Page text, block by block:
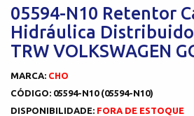
05594-N10 Retentor
Hidráulica
TRW VOLKSWAGEN
MARCA: CHO
CÓDIGO: 05594-N10 (05594-N10)
DISPONIBILIDADE: FORA DE ESTOQUE